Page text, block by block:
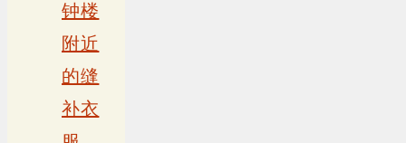
钟楼
附近
的缝
补衣